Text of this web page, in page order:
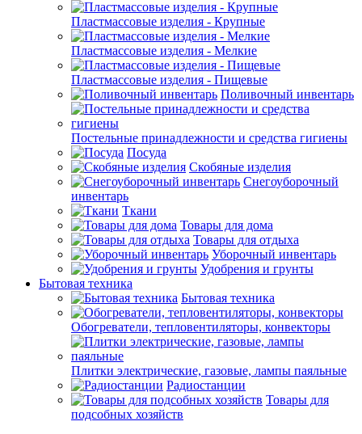
Пластмассовые изделия - Крупные
Пластмассовые изделия - Мелкие
Пластмассовые изделия - Пищевые
Поливочный инвентарь
Постельные принадлежности и средства гигиены
Посуда
Скобяные изделия
Снегоуборочный
инвентарь
Ткани
Товары для дома
Товары для отдыха
Уборочный инвентарь
Удобрения и грунты
Бытовая техника
Бытовая техника
Обогреватели, тепловентиляторы, конвекторы
Плитки электрические, газовые, лампы паяльные
Радиостанции
Товары для
подсобных хозяйств